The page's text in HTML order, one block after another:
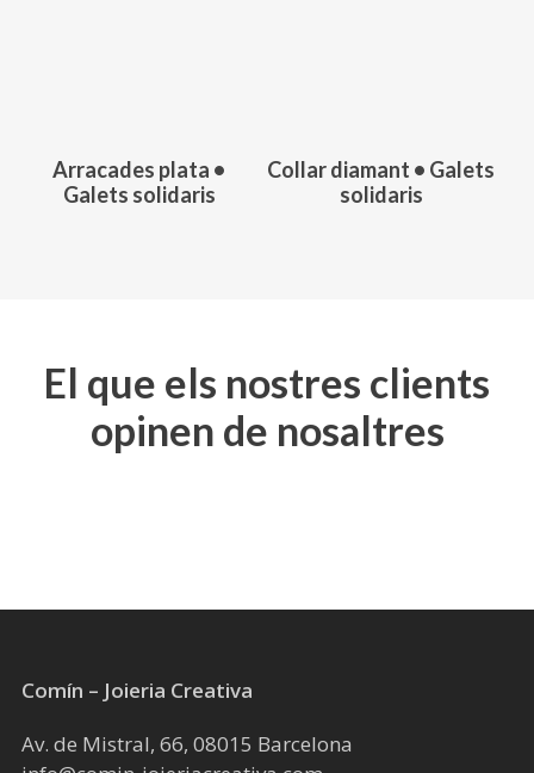
Arracades plata •
Galets solidaris
Collar diamant • Galets
solidaris
El que els nostres clients
opinen de nosaltres
Comín – Joieria Creativa
Av. de Mistral, 66, 08015 Barcelona